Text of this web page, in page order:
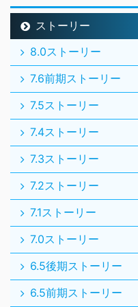
ストーリー
8.0ストーリー
7.6前期ストーリー
7.5ストーリー
7.4ストーリー
7.3ストーリー
7.2ストーリー
7.1ストーリー
7.0ストーリー
6.5後期ストーリー
6.5前期ストーリー